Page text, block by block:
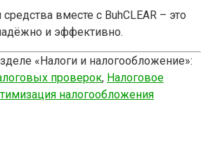
вместе с BuhCLEAR – это
и эффективно.
«Налоги и налогообложение»:
проверок, Налоговое
налогообложения